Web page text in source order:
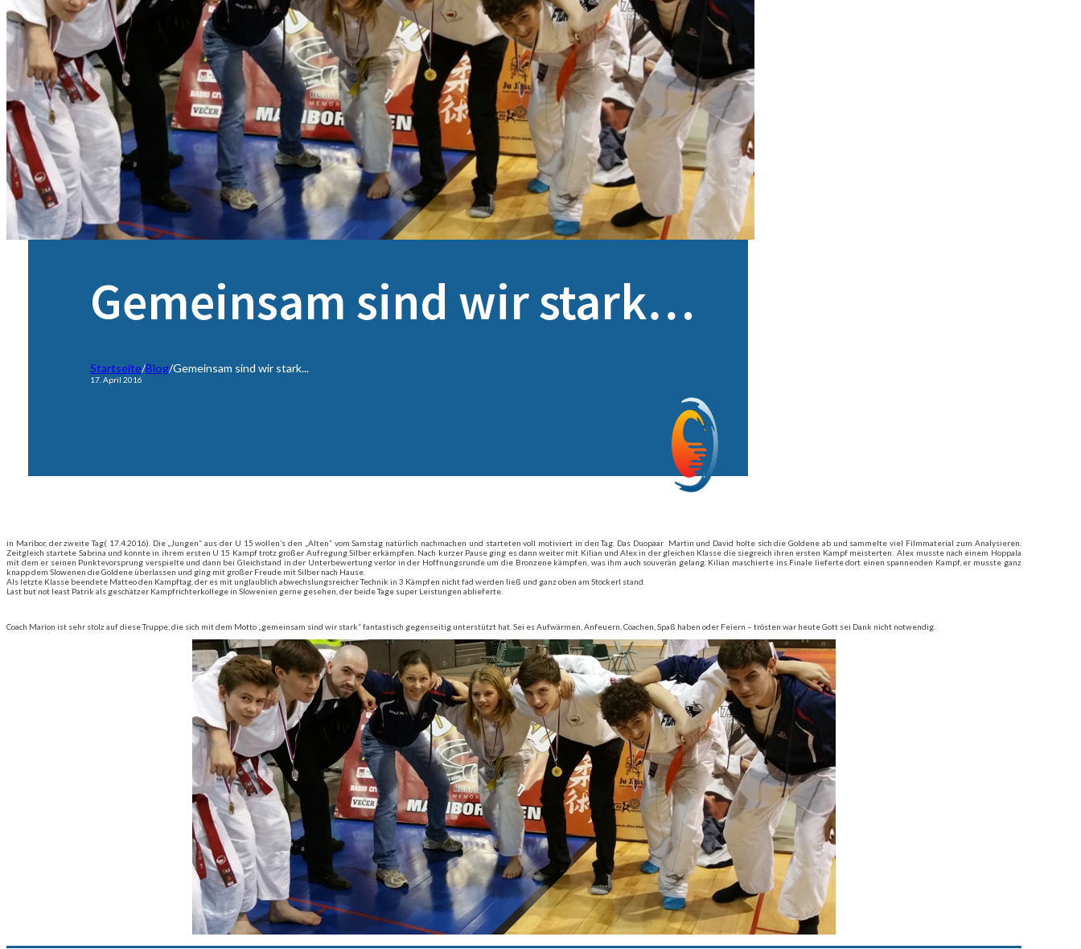
Gemeinsam sind wir stark…
Startseite/Blog/Gemeinsam sind wir stark...
17. April 2016
in Maribor, der zweite Tag( 17.4.2016). Die „Jungen“ aus der U 15 wollen’s den „Alten“ vom Samstag natürlich nachmachen und starteten voll motiviert in den Tag. Das Duopaar Martin und David holte sich die Goldene ab und sammelte viel Filmmaterial zum Analysieren.
Zeitgleich startete Sabrina und konnte in ihrem ersten U 15 Kampf trotz großer Aufregung Silber erkämpfen. Nach kurzer Pause ging es dann weiter mit Kilian und Alex in der gleichen Klasse die siegreich ihren ersten Kampf meisterten. Alex musste nach einem Hoppala
mit dem er seinen Punktevorsprung verspielte und dann bei Gleichstand in der Unterbewertung verlor in der Hoffnungsrunde um die Bronzene kämpfen, was ihm auch souverän gelang. Kilian maschierte ins Finale lieferte dort einen spannenden Kampf, er musste ganz
knapp dem Slowenen die Goldene überlassen und ging mit großer Freude mit Silber nach Hause.
Als letzte Klasse beendete Matteo den Kampftag, der es mit unglaublich abwechslungsreicher Technik in 3 Kämpfen nicht fad werden ließ und ganz oben am Stockerl stand.
Last but not least Patrik als geschätzer Kampfrichterkollege in Slowenien gerne gesehen, der beide Tage super Leistungen ablieferte.
Coach Marion ist sehr stolz auf diese Truppe, die sich mit dem Motto „gemeinsam sind wir stark“ fantastisch gegenseitig unterstützt hat. Sei es Aufwärmen, Anfeuern, Coachen, Spaß haben oder Feiern – trösten war heute Gott sei Dank nicht notwendig.